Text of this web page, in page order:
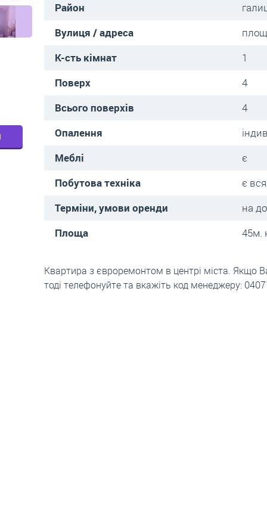
Район
Вулиця / адреса
К-сть кімнат
1
Поверх
4
Всього поверхів
4
Опалення
Меблі
є
Побутова техніка
є
Терміни, умови оренди
на
Площа
45м.
Квартира з євроремонтом в центрі міста. Якщо
тоді телефонуйте та вкажіть код менеджеру: